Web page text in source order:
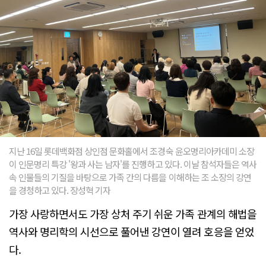
지난 16일 롯데백화점 상인점 문화홀에서 조경숙 윤오명리아카데미 소장
이 인문명리 특강 '왕과 사는 남자'를 진행하고 있다. 이날 참석자들은 역사
속 인물들의 기질을 바탕으로 가족 간의 다름을 이해하는 조 소장의 강연
을 경청하고 있다. 장성혁 기자
가장 사랑하면서도 가장 상처 주기 쉬운 가족 관계의 해법을
역사와 명리학의 시선으로 풀어낸 강연이 열려 호응을 얻었
다.